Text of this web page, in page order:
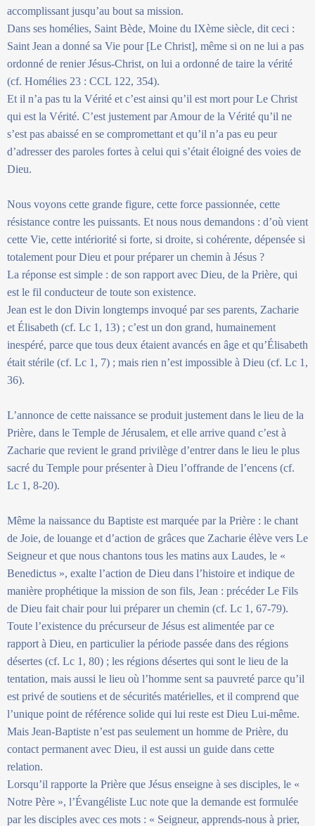
accomplissant jusqu’au bout sa mission.
Dans ses homélies, Saint Bède, Moine du IXème siècle, dit ceci :
Saint Jean a donné sa Vie pour [Le Christ], même si on ne lui a pas
ordonné de renier Jésus-Christ, on lui a ordonné de taire la vérité
(cf. Homélies 23 : CCL 122, 354).
Et il n’a pas tu la Vérité et c’est ainsi qu’il est mort pour Le Christ
qui est la Vérité. C’est justement par Amour de la Vérité qu’il ne
s’est pas abaissé en se compromettant et qu’il n’a pas eu peur
d’adresser des paroles fortes à celui qui s’était éloigné des voies de
Dieu.
Nous voyons cette grande figure, cette force passionnée, cette
résistance contre les puissants. Et nous nous demandons : d’où vient
cette Vie, cette intériorité si forte, si droite, si cohérente, dépensée si
totalement pour Dieu et pour préparer un chemin à Jésus ?
La réponse est simple : de son rapport avec Dieu, de la Prière, qui
est le fil conducteur de toute son existence.
Jean est le don Divin longtemps invoqué par ses parents, Zacharie
et Élisabeth (cf. Lc 1, 13) ; c’est un don grand, humainement
inespéré, parce que tous deux étaient avancés en âge et qu’Élisabeth
était stérile (cf. Lc 1, 7) ; mais rien n’est impossible à Dieu (cf. Lc 1,
36).
L’annonce de cette naissance se produit justement dans le lieu de la
Prière, dans le Temple de Jérusalem, et elle arrive quand c’est à
Zacharie que revient le grand privilège d’entrer dans le lieu le plus
sacré du Temple pour présenter à Dieu l’offrande de l’encens (cf.
Lc 1, 8-20).
Même la naissance du Baptiste est marquée par la Prière : le chant
de Joie, de louange et d’action de grâces que Zacharie élève vers Le
Seigneur et que nous chantons tous les matins aux Laudes, le «
Benedictus », exalte l’action de Dieu dans l’histoire et indique de
manière prophétique la mission de son fils, Jean : précéder Le Fils
de Dieu fait chair pour lui préparer un chemin (cf. Lc 1, 67-79).
Toute l’existence du précurseur de Jésus est alimentée par ce
rapport à Dieu, en particulier la période passée dans des régions
désertes (cf. Lc 1, 80) ; les régions désertes qui sont le lieu de la
tentation, mais aussi le lieu où l’homme sent sa pauvreté parce qu’il
est privé de soutiens et de sécurités matérielles, et il comprend que
l’unique point de référence solide qui lui reste est Dieu Lui-même.
Mais Jean-Baptiste n’est pas seulement un homme de Prière, du
contact permanent avec Dieu, il est aussi un guide dans cette
relation.
Lorsqu’il rapporte la Prière que Jésus enseigne à ses disciples, le «
Notre Père », l’Évangéliste Luc note que la demande est formulée
par les disciples avec ces mots : « Seigneur, apprends-nous à prier,